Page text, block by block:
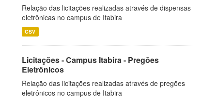
Relação das licitações realizadas através de dispensas
eletrônicas no campus de Itabira
CSV
Licitações - Campus Itabira - Pregões
Eletrônicos
Relação das licitações realizadas através de pregões
eletrônicos no campus de Itabira